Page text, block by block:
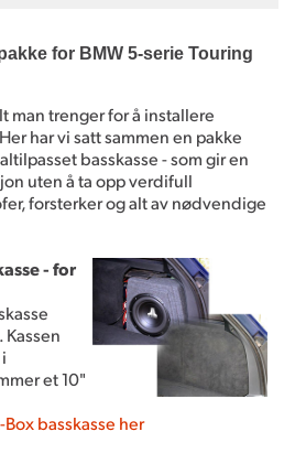
for BMW 5-serie Touring
man trenger for å installere
har vi satt sammen en pakke
basskasse - som gir en
uten å ta opp verdifull
forsterker og alt av nødvendige
- for
et 10"
basskasse her